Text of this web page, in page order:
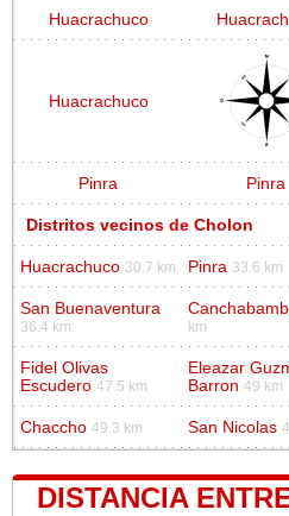
Huacrachuco
Huacrachuco
Pinra Pinra
Distritos vecinos de Cholon
Huacrachuco 30.7 km Pinra 33.6 km
San Buenaventura
36.4 km
km
Fidel Olivas
Escudero 47.5 km
Eleazar
Barron 49 km
Chaccho 49.3 km San Nicolas
DISTANCIA